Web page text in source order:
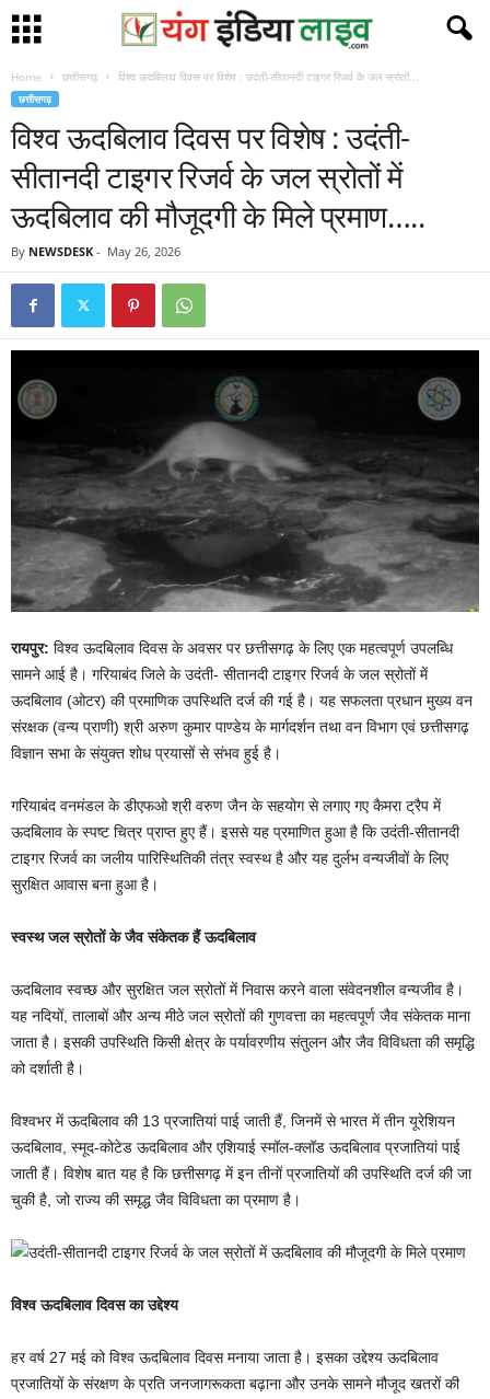
Home छत्तीसगढ़ विश्व ऊदबिलाव दिवस पर विशेष : उदंती-सीतानदी टाइगर रिजर्व के जल स्रोतों...
छत्तीसगढ़
विश्व ऊदबिलाव दिवस पर विशेष : उदंती-
सीतानदी टाइगर रिजर्व के जल स्रोतों में
ऊदबिलाव की मौजूदगी के मिले प्रमाण…..
By NEWSDESK - May 26, 2026
रायपुर: विश्व ऊदबिलाव दिवस के अवसर पर छत्तीसगढ़ के लिए एक महत्वपूर्ण उपलब्धि
सामने आई है। गरियाबंद जिले के उदंती- सीतानदी टाइगर रिजर्व के जल स्रोतों में
ऊदबिलाव (ओटर) की प्रमाणिक उपस्थिति दर्ज की गई है। यह सफलता प्रधान मुख्य वन
संरक्षक (वन्य प्राणी) श्री अरुण कुमार पाण्डेय के मार्गदर्शन तथा वन विभाग एवं छत्तीसगढ़
विज्ञान सभा के संयुक्त शोध प्रयासों से संभव हुई है।
गरियाबंद वनमंडल के डीएफओ श्री वरुण जैन के सहयोग से लगाए गए कैमरा ट्रैप में
ऊदबिलाव के स्पष्ट चित्र प्राप्त हुए हैं। इससे यह प्रमाणित हुआ है कि उदंती-सीतानदी
टाइगर रिजर्व का जलीय पारिस्थितिकी तंत्र स्वस्थ है और यह दुर्लभ वन्यजीवों के लिए
सुरक्षित आवास बना हुआ है।
स्वस्थ जल स्रोतों के जैव संकेतक हैं ऊदबिलाव
ऊदबिलाव स्वच्छ और सुरक्षित जल स्रोतों में निवास करने वाला संवेदनशील वन्यजीव है।
यह नदियों, तालाबों और अन्य मीठे जल स्रोतों की गुणवत्ता का महत्वपूर्ण जैव संकेतक माना
जाता है। इसकी उपस्थिति किसी क्षेत्र के पर्यावरणीय संतुलन और जैव विविधता की समृद्धि
को दर्शाती है।
विश्वभर में ऊदबिलाव की 13 प्रजातियां पाई जाती हैं, जिनमें से भारत में तीन यूरेशियन
ऊदबिलाव, स्मूद-कोटेड ऊदबिलाव और एशियाई स्मॉल-क्लॉड ऊदबिलाव प्रजातियां पाई
जाती हैं। विशेष बात यह है कि छत्तीसगढ़ में इन तीनों प्रजातियों की उपस्थिति दर्ज की जा
चुकी है, जो राज्य की समृद्ध जैव विविधता का प्रमाण है।
विश्व ऊदबिलाव दिवस का उद्देश्य
हर वर्ष 27 मई को विश्व ऊदबिलाव दिवस मनाया जाता है। इसका उद्देश्य ऊदबिलाव
प्रजातियों के संरक्षण के प्रति जनजागरूकता बढ़ाना और उनके सामने मौजूद खतरों की